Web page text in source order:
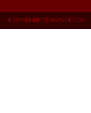
© COPYRIGHT DIE GARDINE 2026